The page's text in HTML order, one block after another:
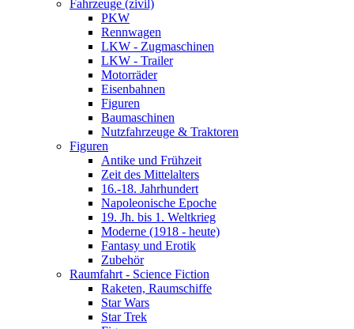
Fahrzeuge (zivil)
PKW
Rennwagen
LKW - Zugmaschinen
LKW - Trailer
Motorräder
Eisenbahnen
Figuren
Baumaschinen
Nutzfahrzeuge & Traktoren
Figuren
Antike und Frühzeit
Zeit des Mittelalters
16.-18. Jahrhundert
Napoleonische Epoche
19. Jh. bis 1. Weltkrieg
Moderne (1918 - heute)
Fantasy und Erotik
Zubehör
Raumfahrt - Science Fiction
Raketen, Raumschiffe
Star Wars
Star Trek